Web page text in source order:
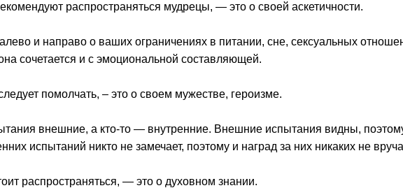
распространяться мудрецы, — это о своей аскетичности.
и направо о ваших ограничениях в питании, сне, сексуальных
сочетается и с эмоциональной составляющей.
помолчать, – это о своем мужестве, героизме.
внешние, а кто-то — внутренние. Внешние испытания видны,
испытаний никто не замечает, поэтому и наград за них никаких не
распространяться, — это о духовном знании.